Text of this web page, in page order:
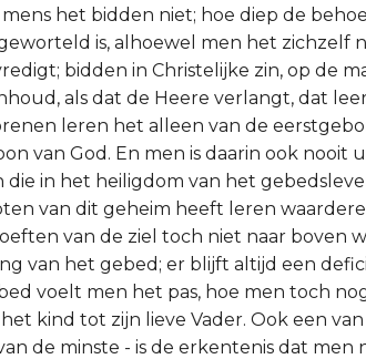
het bidden niet; hoe diep de
is, alhoewel men het zichzelf
bidden in Christelijke zin, op de
als dat de Heere verlangt, dat
leren het alleen van de
van God. En men is daarin ook nooit
die in het heiligdom van het
van dit geheim heeft leren
van de ziel toch niet naar boven
van het gebed; er blijft altijd een
voelt men het pas, hoe men toch
kind tot zijn lieve Vader. Ook een
de minste - is de erkentenis dat men